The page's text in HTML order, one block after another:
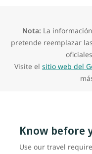
Nota: La
pretende reemplazar
Visite el sitio web del
Know before
Use our travel